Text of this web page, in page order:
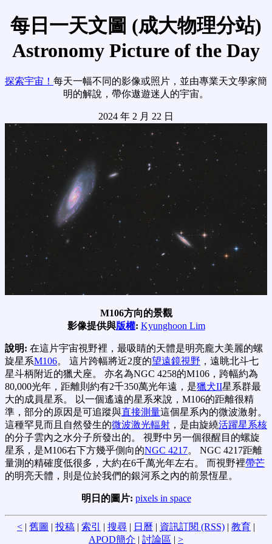
每日一天文圖 (成大物理分站)
Astronomy Picture of the Day
探索宇宙！ 每天一幅不同的影像或照片，並由專業天文學家簡
明的解說，帶你遨遊迷人的宇宙。
2024 年 2 月 22 日
M106方向的景觀
影像提供與版權: Kyunghoon Lim
說明: 在這片宇宙視野裡，最吸睛的天體是明亮龐大美麗的螺
旋星系M106。 這片跨幅將近2度的望遠鏡視野 ，遠眺北斗七
星斗柄附近的獵犬座。 亦名為NGC 4258的M106，跨幅約為
80,000光年，距離則約有2千350萬光年遠，是獵犬II星系群最
大的成員星系。 以一個遙遠的星系來說，M106的距離很精
準，部分的原因是可追蹤與直接測量這個星系內的微波激射。
這種罕見而且自然發生的微波激光輻射 ，是由旋繞活躍星系核
的分子雲內之水分子所發出的。 視野中另一個很醒目的螺旋
星系，是M106右下方幾乎側向的NGC 4217。 NGC 4217距離
量測的精確度低很多，大約在6千萬光年左右。 而視野裡帶芒
的明亮天體，則是位於我們的銀河系之內的前景恆星。
明日的圖片: pixels in space
< | 舊圖 | 投稿 | 索引 | 搜尋 | 日曆 | 資訊訂閱 (RSS) | 教育 |
APOD簡介 | 討論區 | >